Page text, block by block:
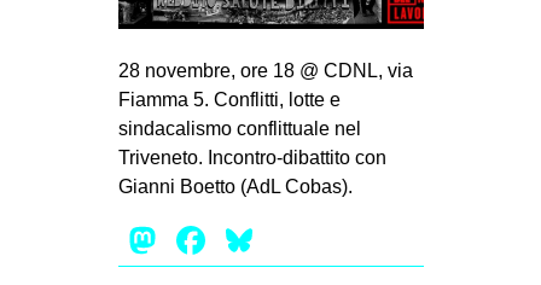
28 novembre, ore 18 @ CDNL, via
Fiamma 5. Conflitti, lotte e
sindacalismo conflittuale nel
Triveneto. Incontro-dibattito con
Gianni Boetto (AdL Cobas).
Mastodon
Facebook